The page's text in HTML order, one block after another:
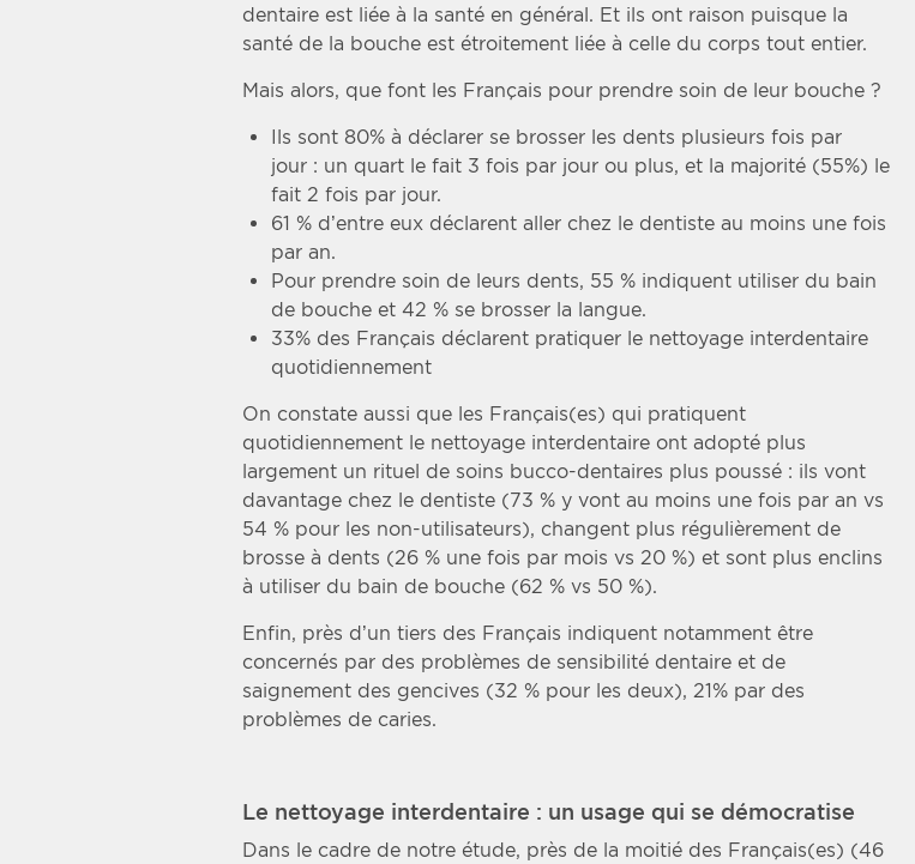
dentaire est liée à la santé en général. Et ils ont raison puisque la
santé de la bouche est étroitement liée à celle du corps tout entier.
Mais alors, que font les Français pour prendre soin de leur bouche ?
Ils sont 80% à déclarer se brosser les dents plusieurs fois par
jour : un quart le fait 3 fois par jour ou plus, et la majorité (55%) le
fait 2 fois par jour.
61 % d’entre eux déclarent aller chez le dentiste au moins une fois
par an.
Pour prendre soin de leurs dents, 55 % indiquent utiliser du bain
de bouche et 42 % se brosser la langue.
33% des Français déclarent pratiquer le nettoyage interdentaire
quotidiennement
On constate aussi que les Français(es) qui pratiquent
quotidiennement le nettoyage interdentaire ont adopté plus
largement un rituel de soins bucco-dentaires plus poussé : ils vont
davantage chez le dentiste (73 % y vont au moins une fois par an vs
54 % pour les non-utilisateurs), changent plus régulièrement de
brosse à dents (26 % une fois par mois vs 20 %) et sont plus enclins
à utiliser du bain de bouche (62 % vs 50 %).
Enfin, près d’un tiers des Français indiquent notamment être
concernés par des problèmes de sensibilité dentaire et de
saignement des gencives (32 % pour les deux), 21% par des
problèmes de caries.
Le nettoyage interdentaire : un usage qui se démocratise
Dans le cadre de notre étude, près de la moitié des Français(es) (46